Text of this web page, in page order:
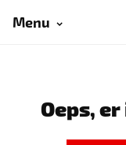
Menu
Oeps,